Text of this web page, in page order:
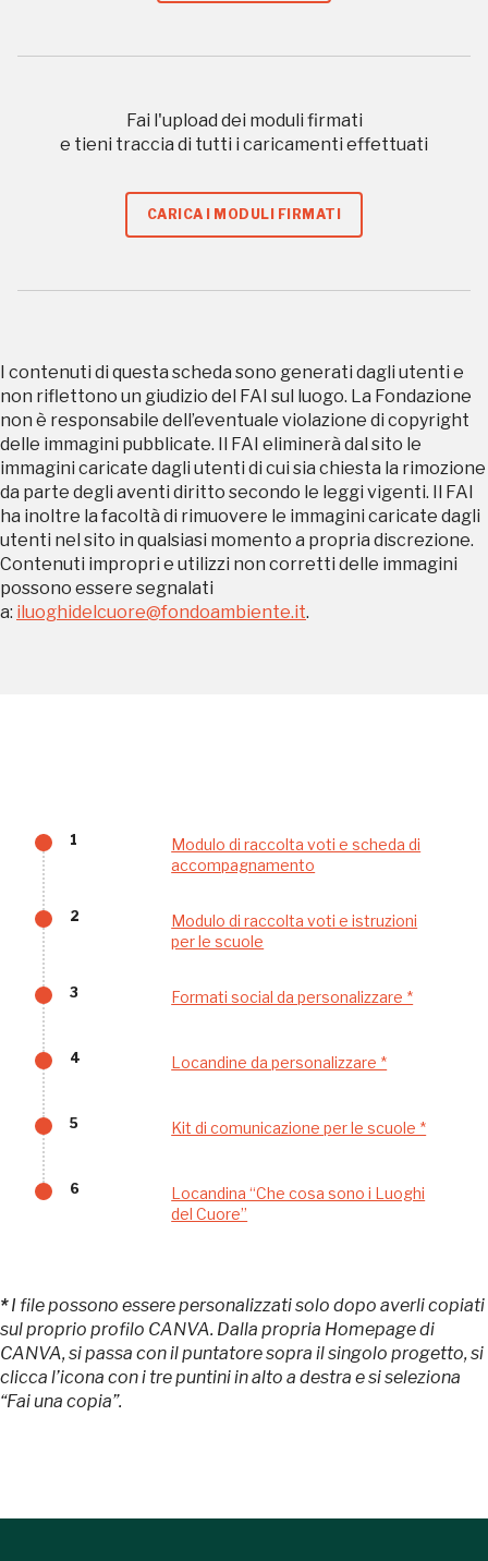
Fai l'upload dei moduli firmati
e tieni traccia di tutti i caricamenti effettuati
CARICA I MODULI FIRMATI
I contenuti di questa scheda sono generati dagli utenti e
non riflettono un giudizio del FAI sul luogo. La Fondazione
non è responsabile dell’eventuale violazione di copyright
delle immagini pubblicate. Il FAI eliminerà dal sito le
immagini caricate dagli utenti di cui sia chiesta la rimozione
da parte degli aventi diritto secondo le leggi vigenti. Il FAI
ha inoltre la facoltà di rimuovere le immagini caricate dagli
utenti nel sito in qualsiasi momento a propria discrezione.
Contenuti impropri e utilizzi non corretti delle immagini
possono essere segnalati
a: iluoghidelcuore@fondoambiente.it.
1
Modulo di raccolta voti e scheda di
accompagnamento
2
Modulo di raccolta voti e istruzioni
per le scuole
3 Formati social da personalizzare *
4 Locandine da personalizzare *
5 Kit di comunicazione per le scuole *
6
Locandina “Che cosa sono i Luoghi
del Cuore”
*I file possono essere personalizzati solo dopo averli copiati
sul proprio profilo CANVA. Dalla propria Homepage di
CANVA, si passa con il puntatore sopra il singolo progetto, si
clicca l’icona con i tre puntini in alto a destra e si seleziona
“Fai una copia”.
Registrati alla newsletter
Accedi alle informazioni per te più interessanti,
a quelle inerenti i luoghi più vicini e gli eventi
REGISTRATI
Regalati 365 giorni di arte e cultura nell'Italia
più bella, risparmiando.
ISCRIVITI AL FAI
Scopri tutte le opportunità riservate agli iscritti
Gratis Milano
Tutto questo non
sarebbe possibile
FAI - FONDO PER L'AMBIENTE ITALIANO ETS - Via Carlo Foldi, 2 - 20135
Milano
Tel. 02 4676151 - Fax 02 48193631
P.I.: 04358650150 - C.F.: 80102030154 - PEC: